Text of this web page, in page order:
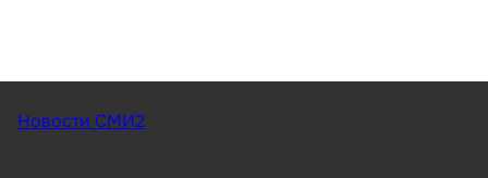
Новости СМИ2